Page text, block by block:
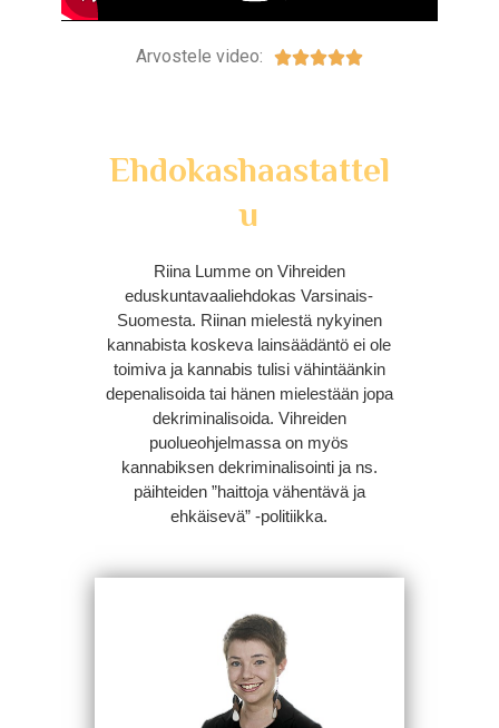
Arvostele video: 
Ehdokashaastattel
u
Riina Lumme on Vihreiden
eduskuntavaaliehdokas Varsinais-
Suomesta. Riinan mielestä nykyinen
kannabista koskeva lainsäädäntö ei ole
toimiva ja kannabis tulisi vähintäänkin
depenalisoida tai hänen mielestään jopa
dekriminalisoida. Vihreiden
puolueohjelmassa on myös
kannabiksen dekriminalisointi ja ns.
päihteiden ”haittoja vähentävä ja
ehkäisevä” -politiikka.